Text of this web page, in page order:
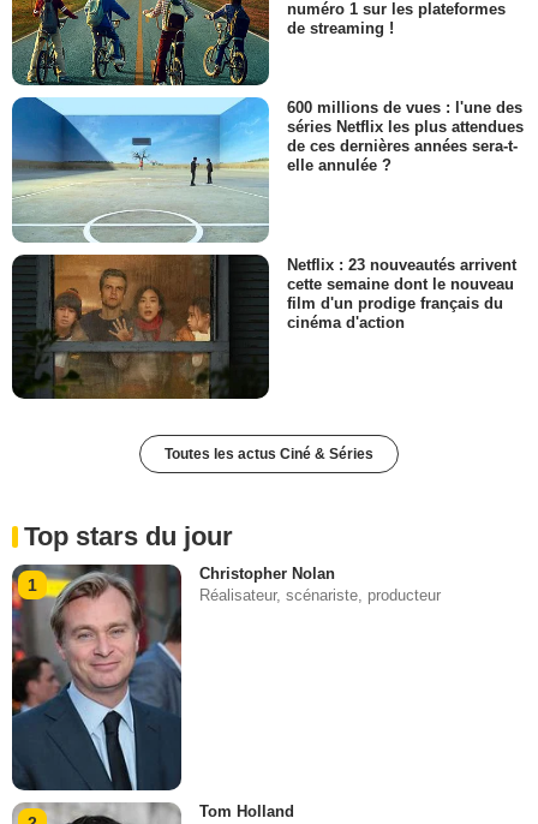
numéro 1 sur les plateformes
de streaming !
600 millions de vues : l'une des
séries Netflix les plus attendues
de ces dernières années sera-t-
elle annulée ?
Netflix : 23 nouveautés arrivent
cette semaine dont le nouveau
film d'un prodige français du
cinéma d'action
Toutes les actus Ciné & Séries
Top stars du jour
1
Christopher Nolan
Réalisateur, scénariste, producteur
Tom Holland